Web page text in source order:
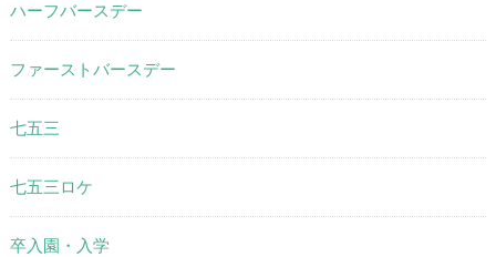
ハーフバースデー
ファーストバースデー
七五三
七五三ロケ
卒入園・入学